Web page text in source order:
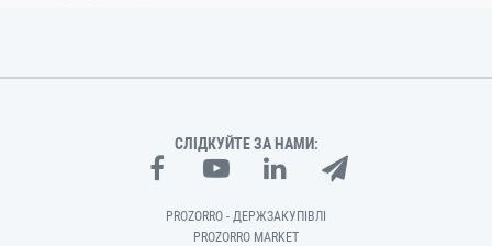
СЛІДКУЙТЕ ЗА НАМИ:
PROZORRO - ДЕРЖЗАКУПІВЛІ
PROZORRO MARKET